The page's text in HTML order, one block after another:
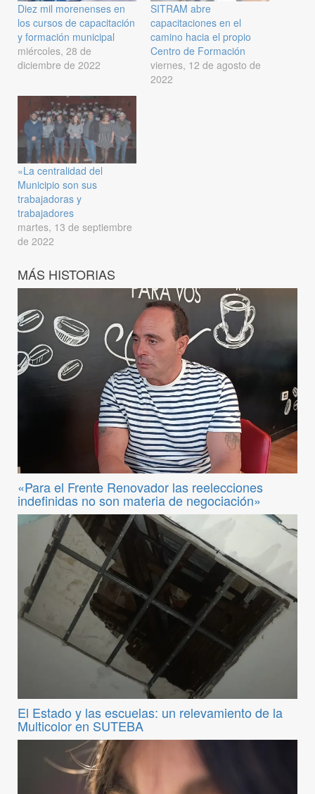
Diez mil morenenses en
los cursos de capacitación
y formación municipal
miércoles, 28 de
diciembre de 2022
SITRAM abre
capacitaciones en el
camino hacia el propio
Centro de Formación
viernes, 12 de agosto de
2022
«La centralidad del
Municipio son sus
trabajadoras y
trabajadores
martes, 13 de septiembre
de 2022
MÁS HISTORIAS
«Para el Frente Renovador las reelecciones
indefinidas no son materia de negociación»
El Estado y las escuelas: un relevamiento de la
Multicolor en SUTEBA